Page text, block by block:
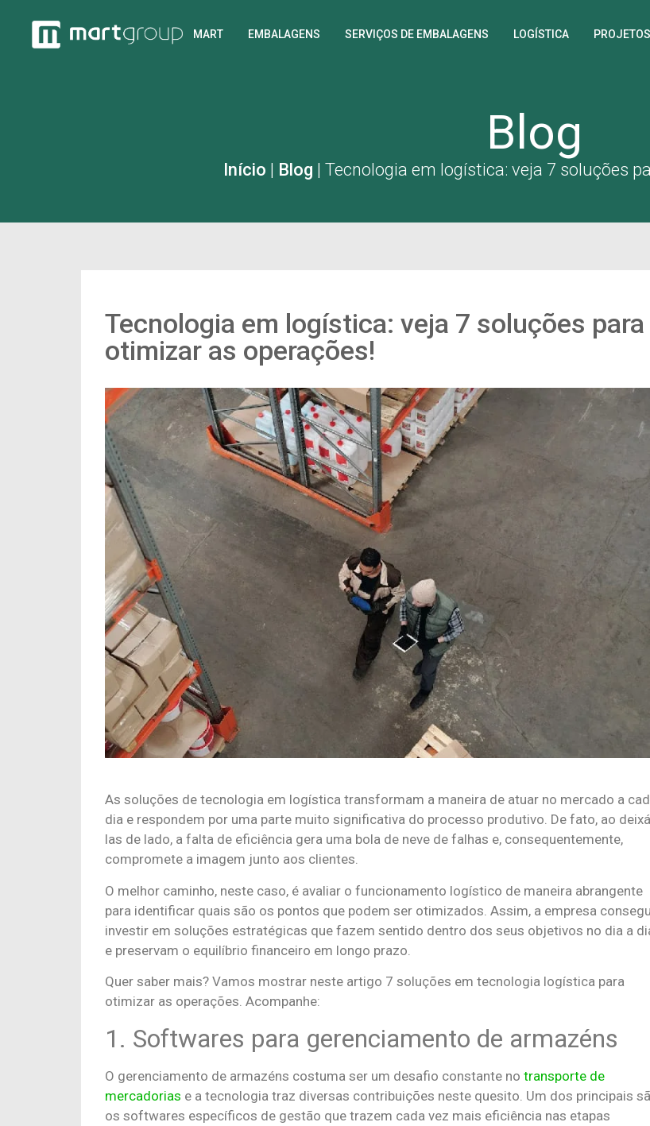
MART EMBALAGENS SERVIÇOS DE EMBALAGENS LOGÍSTICA PROJETOS
Blog
Início | Blog | Tecnologia em logística: veja 7 soluções
Tecnologia em logística: veja 7 soluções para
otimizar as operações!
As soluções de tecnologia em logística transformam a maneira de atuar no mercado a
dia e respondem por uma parte muito significativa do processo produtivo. De fato, ao
las de lado, a falta de eficiência gera uma bola de neve de falhas e, consequentemente,
compromete a imagem junto aos clientes.
O melhor caminho, neste caso, é avaliar o funcionamento logístico de maneira abrangente
para identificar quais são os pontos que podem ser otimizados. Assim, a empresa
investir em soluções estratégicas que fazem sentido dentro dos seus objetivos no dia a
e preservam o equilíbrio financeiro em longo prazo.
Quer saber mais? Vamos mostrar neste artigo 7 soluções em tecnologia logística para
otimizar as operações. Acompanhe:
1. Softwares para gerenciamento de armazéns
O gerenciamento de armazéns costuma ser um desafio constante no transporte de
mercadorias e a tecnologia traz diversas contribuições neste quesito. Um dos principais
os softwares específicos de gestão que trazem cada vez mais eficiência nas etapas